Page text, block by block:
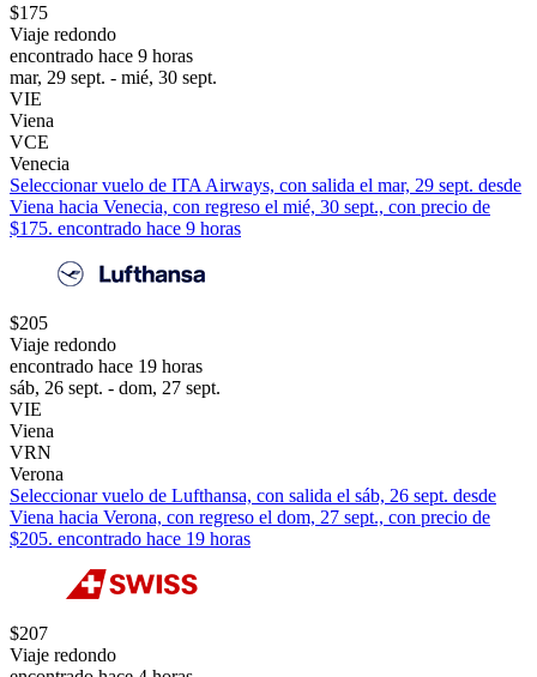
$175
Viaje redondo
encontrado hace 9 horas
mar, 29 sept. - mié, 30 sept.
VIE
Viena
VCE
Venecia
Seleccionar vuelo de ITA Airways, con salida el mar, 29 sept. desde
Viena hacia Venecia, con regreso el mié, 30 sept., con precio de
$175. encontrado hace 9 horas
$205
Viaje redondo
encontrado hace 19 horas
sáb, 26 sept. - dom, 27 sept.
VIE
Viena
VRN
Verona
Seleccionar vuelo de Lufthansa, con salida el sáb, 26 sept. desde
Viena hacia Verona, con regreso el dom, 27 sept., con precio de
$205. encontrado hace 19 horas
$207
Viaje redondo